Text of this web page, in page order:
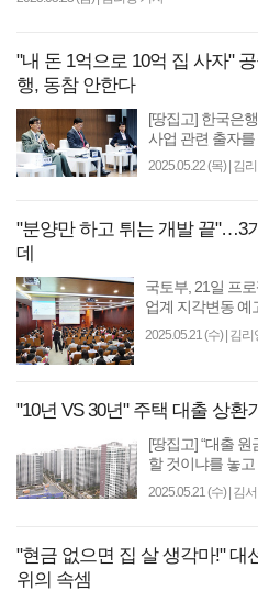
6000억원 규모에
"내 돈 1억으로 10억 집 사자"
행, 동참 안한다
[땅집고] 한국은
사업 관련 출자를
근 금융당국이 추
2025.05.22 (목)| 김
"분양만 하고 튀는 개발 끝"…3
데
국토부, 21일 프
업계 지각변동 예
프로젝트리츠 도
2025.05.21 (수)| 김리
"10년 VS 30년" 주택 대출 상환
[땅집고] “대출
할 것이냐를 놓
사는 집이라면 ‘
2025.05.21 (수)| 김
"현금 없으면 집 살 생각마!" 대
위의 속셈